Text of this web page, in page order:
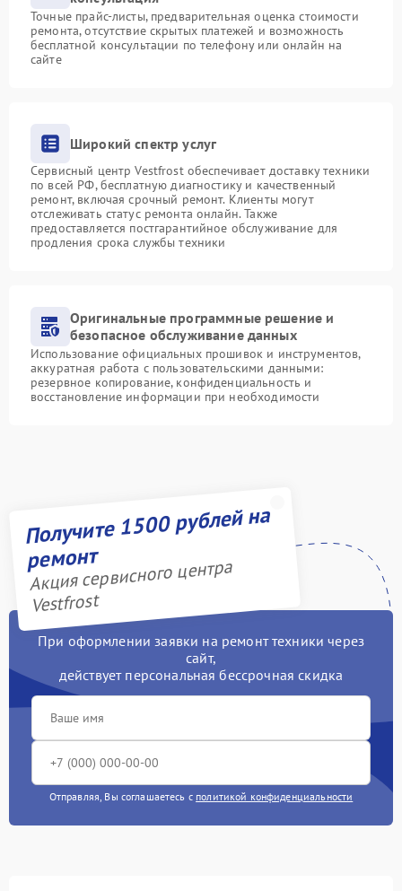
Точные прайс-листы, предварительная оценка стоимости
ремонта, отсутствие скрытых платежей и возможность
бесплатной консультации по телефону или онлайн на
сайте
Широкий спектр услуг
Сервисный центр Vestfrost обеспечивает доставку техники
по всей РФ, бесплатную диагностику и качественный
ремонт, включая срочный ремонт. Клиенты могут
отслеживать статус ремонта онлайн. Также
предоставляется постгарантийное обслуживание для
продления срока службы техники
Оригинальные программные решение и
безопасное обслуживание данных
Использование официальных прошивок и инструментов,
аккуратная работа с пользовательскими данными:
резервное копирование, конфиденциальность и
восстановление информации при необходимости
Получите 1500 рублей на
ремонт
Акция сервисного центра
Vestfrost
При оформлении заявки на ремонт техники через
сайт,
действует персональная бессрочная скидка
Отправляя, Вы соглашаетесь с политикой конфиденциальности